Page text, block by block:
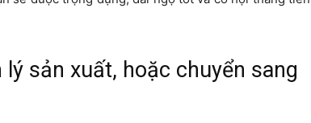
sản xuất, hoặc chuyển sang